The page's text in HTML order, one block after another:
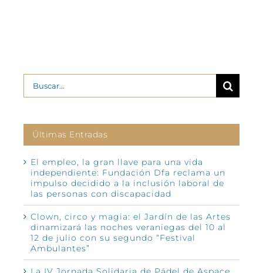
Buscar:
Últimas Entradas
El empleo, la gran llave para una vida
independiente: Fundación Dfa reclama un
impulso decidido a la inclusión laboral de
las personas con discapacidad
Clown, circo y magia: el Jardín de las Artes
dinamizará las noches veraniegas del 10 al
12 de julio con su segundo “Festival
Ambulantes”